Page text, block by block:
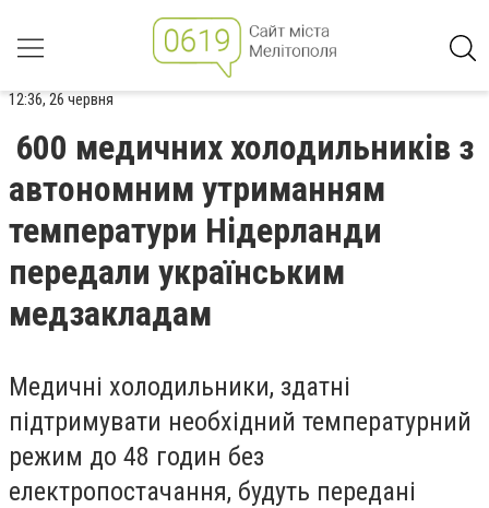
12:36, 26 червня
600 медичних холодильників з
автономним утриманням
температури Нідерланди
передали українським
медзакладам
Медичні холодильники, здатні
підтримувати необхідний температурний
режим до 48 годин без
електропостачання, будуть передані